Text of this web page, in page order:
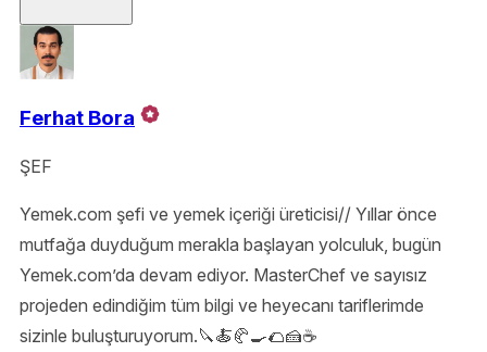
Ferhat Bora
ŞEF
Yemek.com şefi ve yemek içeriği üreticisi// Yıllar önce
mutfağa duyduğum merakla başlayan yolculuk, bugün
Yemek.com’da devam ediyor. MasterChef ve sayısız
projeden edindiğim tüm bilgi ve heyecanı tariflerimde
sizinle buluşturuyorum.🔪🍝🥐🍳🌮🍰☕️